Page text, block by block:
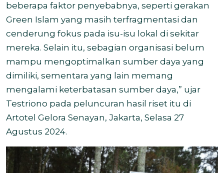
beberapa faktor penyebabnya, seperti gerakan
Green Islam yang masih terfragmentasi dan
cenderung fokus pada isu-isu lokal di sekitar
mereka. Selain itu, sebagian organisasi belum
mampu mengoptimalkan sumber daya yang
dimiliki, sementara yang lain memang
mengalami keterbatasan sumber daya,” ujar
Testriono pada peluncuran hasil riset itu di
Artotel Gelora Senayan, Jakarta, Selasa 27
Agustus 2024.